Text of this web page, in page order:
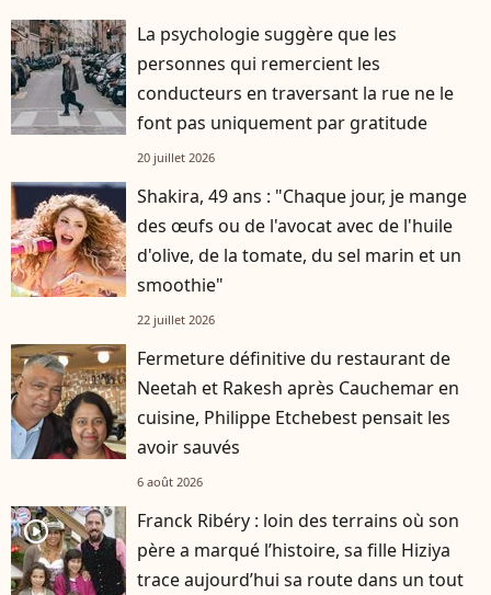
La psychologie suggère que les
personnes qui remercient les
conducteurs en traversant la rue ne le
font pas uniquement par gratitude
20 juillet 2026
Shakira, 49 ans : "Chaque jour, je mange
des œufs ou de l'avocat avec de l'huile
d'olive, de la tomate, du sel marin et un
smoothie"
22 juillet 2026
Fermeture définitive du restaurant de
Neetah et Rakesh après Cauchemar en
cuisine, Philippe Etchebest pensait les
avoir sauvés
6 août 2026
player2
Franck Ribéry : loin des terrains où son
père a marqué l’histoire, sa fille Hiziya
trace aujourd’hui sa route dans un tout